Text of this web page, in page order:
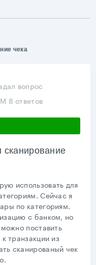
чека
вопрос
8 ответов
сканирование
использовать для
Сейчас я
по категориям.
с банком, но
поставить
транзакции из
сканированый чек